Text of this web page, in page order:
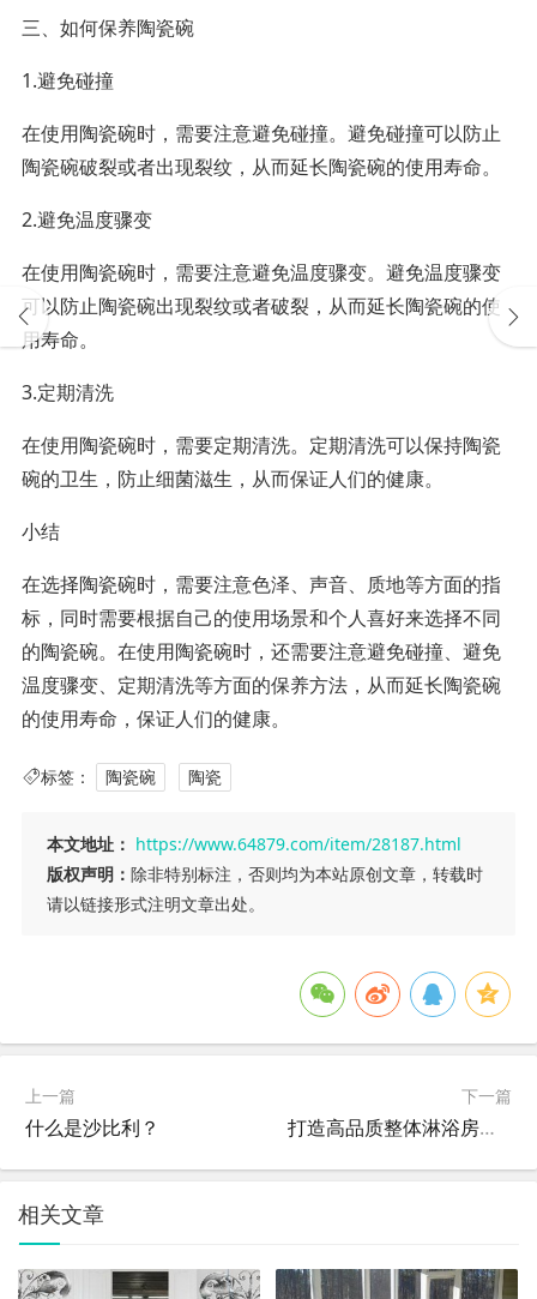
三、如何保养陶瓷碗
1.避免碰撞
在使用陶瓷碗时，需要注意避免碰撞。避免碰撞可以防止
陶瓷碗破裂或者出现裂纹，从而延长陶瓷碗的使用寿命。
2.避免温度骤变
在使用陶瓷碗时，需要注意避免温度骤变。避免温度骤变
可以防止陶瓷碗出现裂纹或者破裂，从而延长陶瓷碗的使
用寿命。
3.定期清洗
在使用陶瓷碗时，需要定期清洗。定期清洗可以保持陶瓷
碗的卫生，防止细菌滋生，从而保证人们的健康。
小结
在选择陶瓷碗时，需要注意色泽、声音、质地等方面的指
标，同时需要根据自己的使用场景和个人喜好来选择不同
的陶瓷碗。在使用陶瓷碗时，还需要注意避免碰撞、避免
温度骤变、定期清洗等方面的保养方法，从而延长陶瓷碗
的使用寿命，保证人们的健康。
标签： 陶瓷碗 陶瓷
本文地址： https://www.64879.com/item/28187.html
版权声明： 除非特别标注，否则均为本站原创文章，转载时
请以链接形式注明文章出处。
上一篇
什么是沙比利？
下一篇
打造高品质整体淋浴房，让你的浴室焕然一新！
相关文章